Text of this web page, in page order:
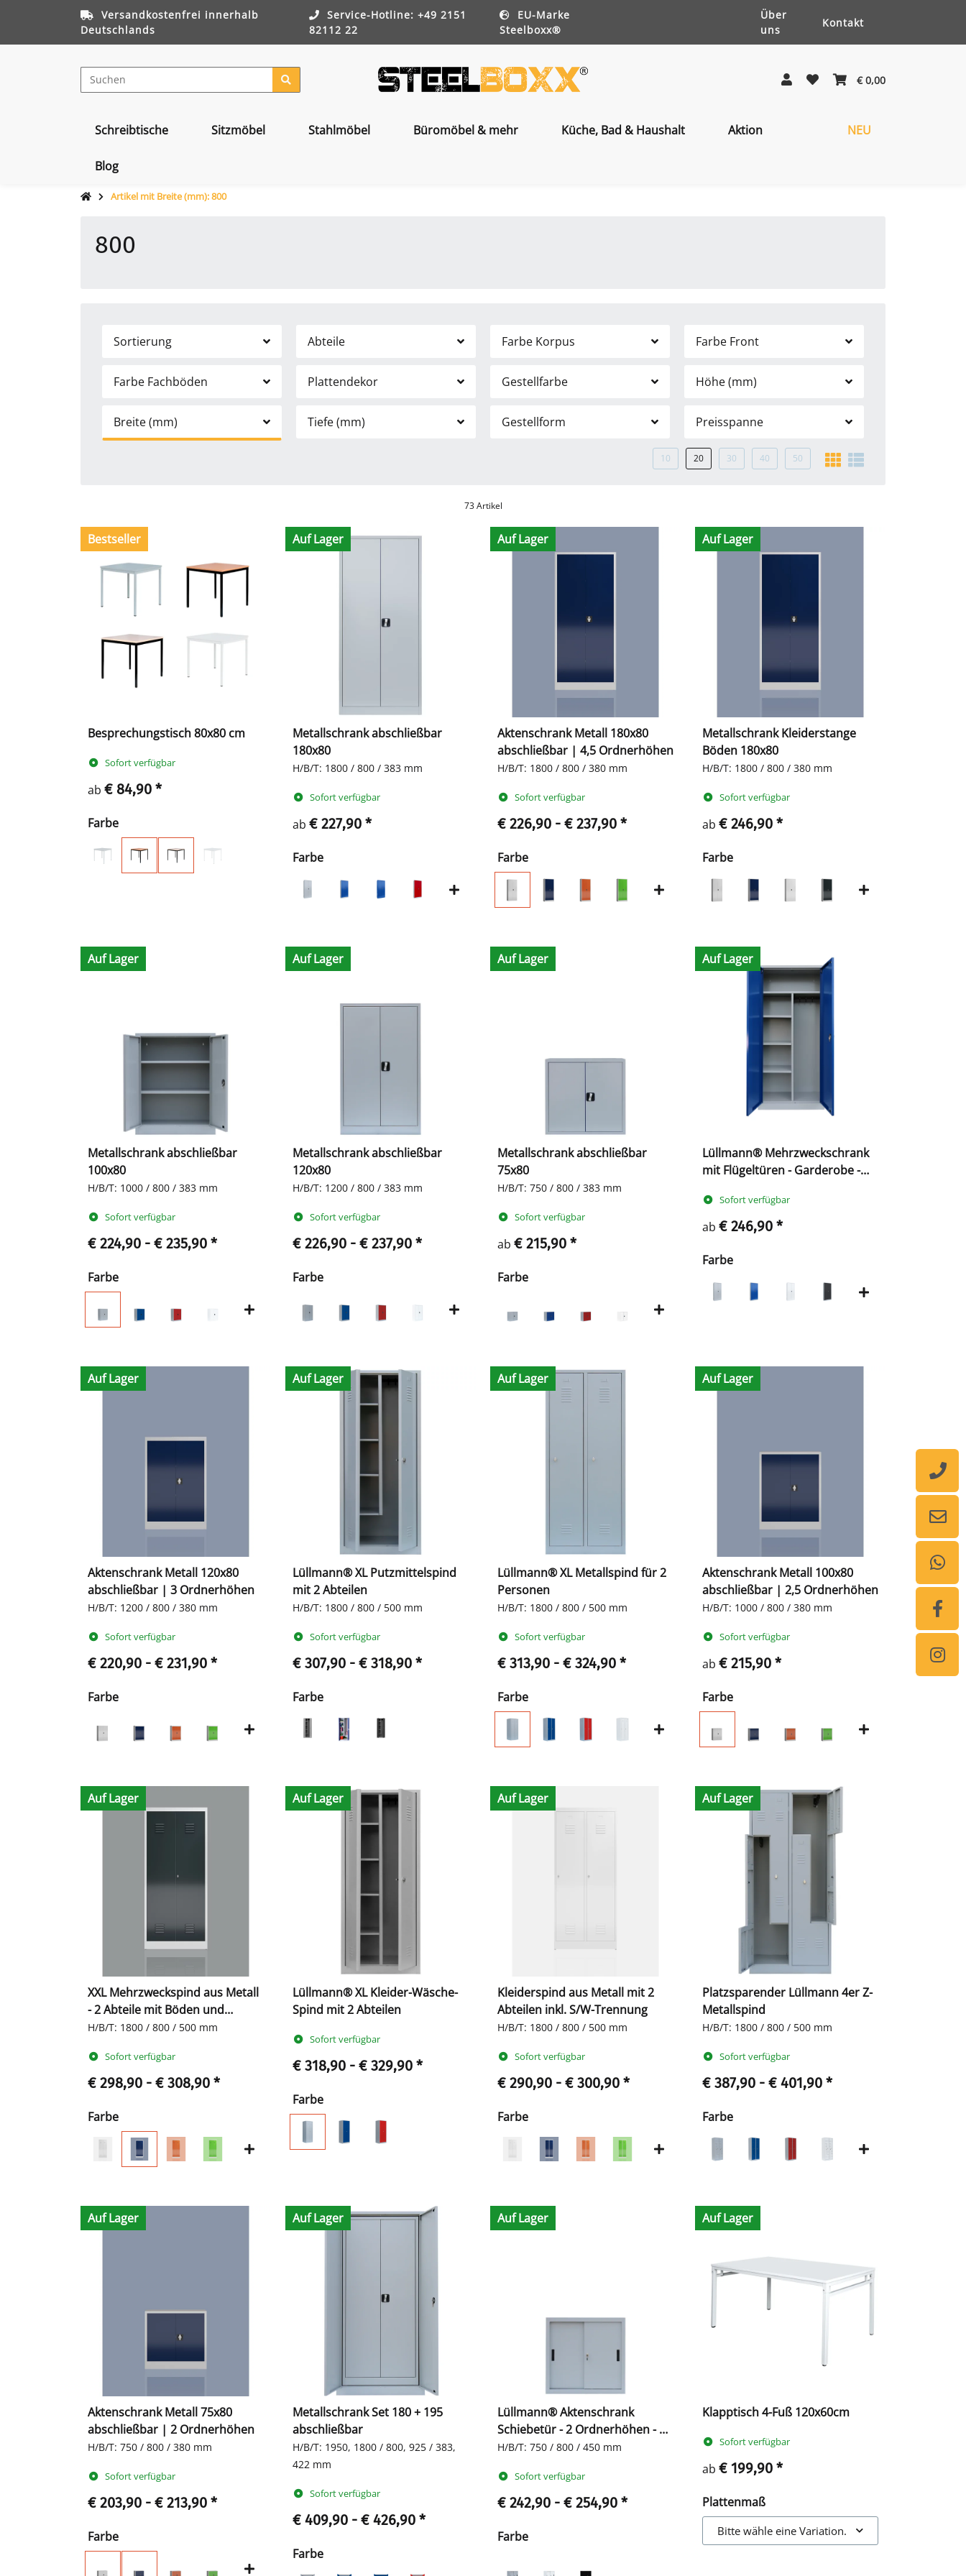
Versandkostenfrei innerhalb
Deutschlands
Service-Hotline: +49 2151
82112 22
EU-Marke
Steelboxx®
Über
uns
Kontakt
€ 0,00
Schreibtische Sitzmöbel Stahlmöbel Büromöbel & mehr Küche, Bad & Haushalt Aktion NEU
Blog
Artikel mit Breite (mm): 800
800
Sortierung Abteile Farbe Korpus Farbe Front
Farbe Fachböden Plattendekor Gestellfarbe Höhe (mm)
Breite (mm) Tiefe (mm) Gestellform Preisspanne
10 20 30 40 50
73 Artikel
Bestseller
Besprechungstisch 80x80 cm
Sofort verfügbar
ab € 84,90 *
Farbe
Auf Lager
Metallschrank abschließbar
180x80
H/B/T: 1800 / 800 / 383 mm
Sofort verfügbar
ab € 227,90 *
Farbe
Auf Lager
Aktenschrank Metall 180x80
abschließbar | 4,5 Ordnerhöhen
H/B/T: 1800 / 800 / 380 mm
Sofort verfügbar
€ 226,90 - € 237,90 *
Farbe
Auf Lager
Metallschrank Kleiderstange
Böden 180x80
H/B/T: 1800 / 800 / 380 mm
Sofort verfügbar
ab € 246,90 *
Farbe
Auf Lager
Metallschrank abschließbar
100x80
H/B/T: 1000 / 800 / 383 mm
Sofort verfügbar
€ 224,90 - € 235,90 *
Farbe
Auf Lager
Metallschrank abschließbar
120x80
H/B/T: 1200 / 800 / 383 mm
Sofort verfügbar
€ 226,90 - € 237,90 *
Farbe
Auf Lager
Metallschrank abschließbar
75x80
H/B/T: 750 / 800 / 383 mm
Sofort verfügbar
ab € 215,90 *
Farbe
Auf Lager
Lüllmann® Mehrzweckschrank
mit Flügeltüren - Garderobe -
Sofort verfügbar
ab € 246,90 *
Farbe
Auf Lager
Aktenschrank Metall 120x80
abschließbar | 3 Ordnerhöhen
H/B/T: 1200 / 800 / 380 mm
Sofort verfügbar
€ 220,90 - € 231,90 *
Farbe
Auf Lager
Lüllmann® XL Putzmittelspind
mit 2 Abteilen
H/B/T: 1800 / 800 / 500 mm
Sofort verfügbar
€ 307,90 - € 318,90 *
Farbe
Auf Lager
Lüllmann® XL Metallspind für 2
Personen
H/B/T: 1800 / 800 / 500 mm
Sofort verfügbar
€ 313,90 - € 324,90 *
Farbe
Auf Lager
Aktenschrank Metall 100x80
abschließbar | 2,5 Ordnerhöhen
H/B/T: 1000 / 800 / 380 mm
Sofort verfügbar
ab € 215,90 *
Farbe
Auf Lager
XXL Mehrzweckspind aus Metall
- 2 Abteile mit Böden und
Kleiderstange
H/B/T: 1800 / 800 / 500 mm
Sofort verfügbar
€ 298,90 - € 308,90 *
Farbe
Auf Lager
Lüllmann® XL Kleider-Wäsche-
Spind mit 2 Abteilen
Sofort verfügbar
€ 318,90 - € 329,90 *
Farbe
Auf Lager
Kleiderspind aus Metall mit 2
Abteilen inkl. S/W-Trennung
H/B/T: 1800 / 800 / 500 mm
Sofort verfügbar
€ 290,90 - € 300,90 *
Farbe
Auf Lager
Platzsparender Lüllmann 4er Z-
Metallspind
H/B/T: 1800 / 800 / 500 mm
Sofort verfügbar
€ 387,90 - € 401,90 *
Farbe
Auf Lager
Aktenschrank Metall 75x80
abschließbar | 2 Ordnerhöhen
H/B/T: 750 / 800 / 380 mm
Sofort verfügbar
€ 203,90 - € 213,90 *
Farbe
Auf Lager
Metallschrank Set 180 + 195
abschließbar
H/B/T: 1950, 1800 / 800, 925 / 383,
422 mm
Sofort verfügbar
€ 409,90 - € 426,90 *
Farbe
Auf Lager
Lüllmann® Aktenschrank
Schiebetür - 2 Ordnerhöhen - B
80 cm
H/B/T: 750 / 800 / 450 mm
Sofort verfügbar
€ 242,90 - € 254,90 *
Farbe
Auf Lager
Klapptisch 4-Fuß 120x60cm
Sofort verfügbar
ab € 199,90 *
Plattenmaß
Bitte wähle eine Variation.